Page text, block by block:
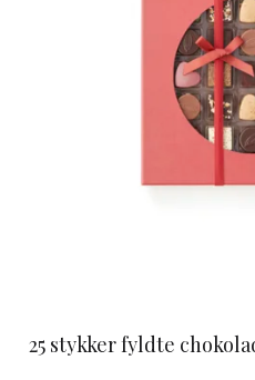
25 stykker fyldte